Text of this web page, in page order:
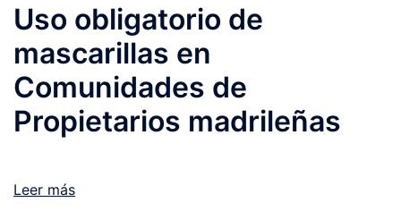
Uso obligatorio de
mascarillas en
Comunidades de
Propietarios madrileñas
Leer más